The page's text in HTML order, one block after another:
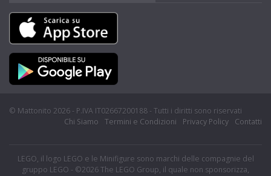
© Mattonito 2026 - P.IVA IT02667200188 - Tutti i diritti sono riservati
Chi Siamo
Termini e Condizioni Privacy Policy Contatti
LEGO, il logo LEGO e le Minifigure sono marchi delle compagnie del
gruppo LEGO - ©2026 The LEGO Group, il quale non sponsorizza,